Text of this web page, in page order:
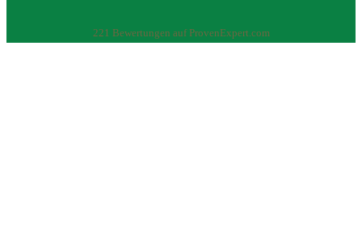
221 Bewertungen auf ProvenExpert.com